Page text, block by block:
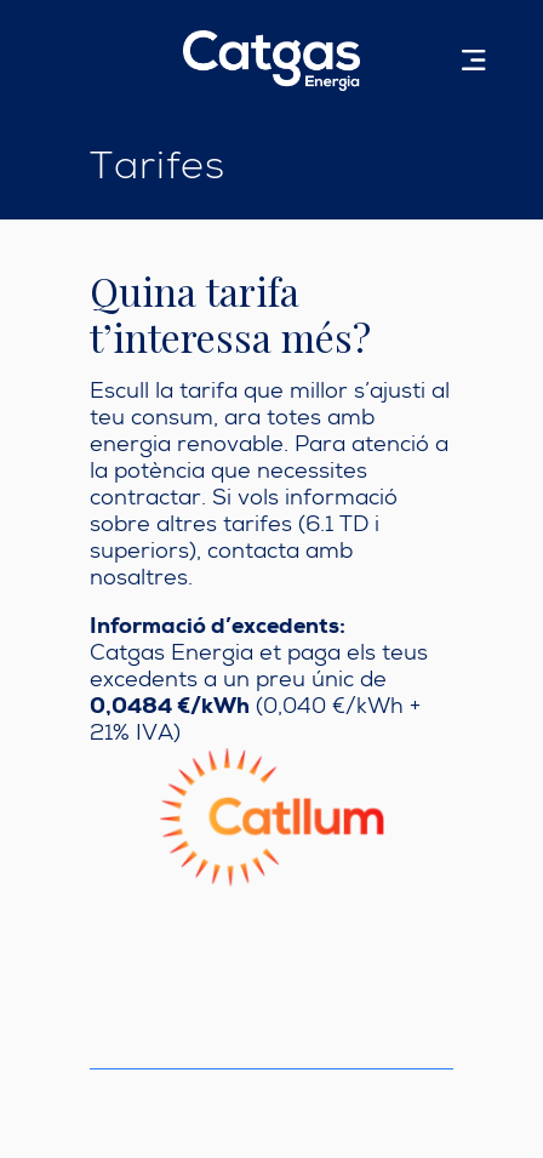
Tarifes
Quina tarifa
t’interessa més?
Escull la tarifa que millor s’ajusti al
teu consum, ara totes amb
energia renovable. Para atenció a
la potència que necessites
contractar. Si vols informació
sobre altres tarifes (6.1 TD i
superiors), contacta amb
nosaltres.
Informació d’excedents:
Catgas Energia et paga els teus
excedents a un preu únic de
0,0484 €/kWh (0,040 €/kWh +
21% IVA)